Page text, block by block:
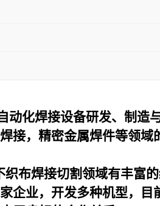
动化焊接设备研发、制造
接，精密金属焊件等领域
布焊接切割领域有丰富
企业，开发多种机型，